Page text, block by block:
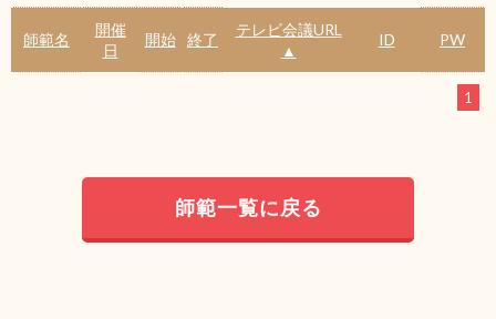
師範名
開催
日
開始 終了
テレビ会議URL
▲
ID PW
1
師範一覧に戻る